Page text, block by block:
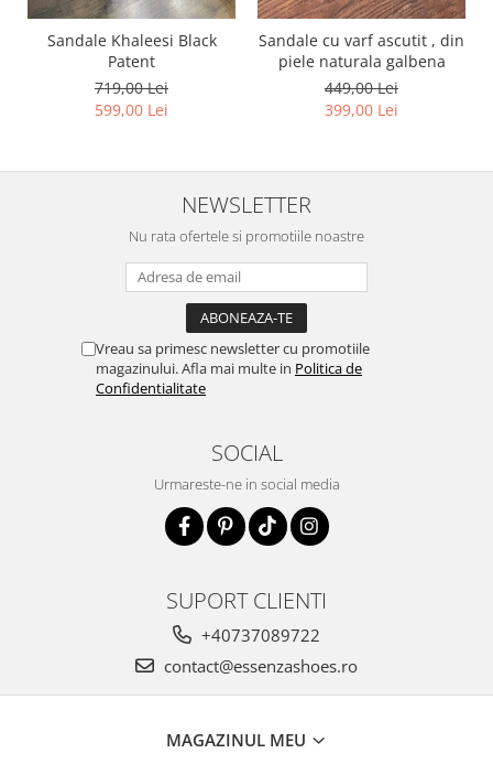
Sandale Khaleesi Black
Patent
719,00 Lei
599,00 Lei
Sandale cu varf ascutit , din
piele naturala galbena
449,00 Lei
399,00 Lei
NEWSLETTER
Nu rata ofertele si promotiile noastre
Vreau sa primesc newsletter cu promotiile
magazinului. Afla mai multe in Politica de
Confidentialitate
SOCIAL
Urmareste-ne in social media
SUPORT CLIENTI
+40737089722
contact@essenzashoes.ro
MAGAZINUL MEU